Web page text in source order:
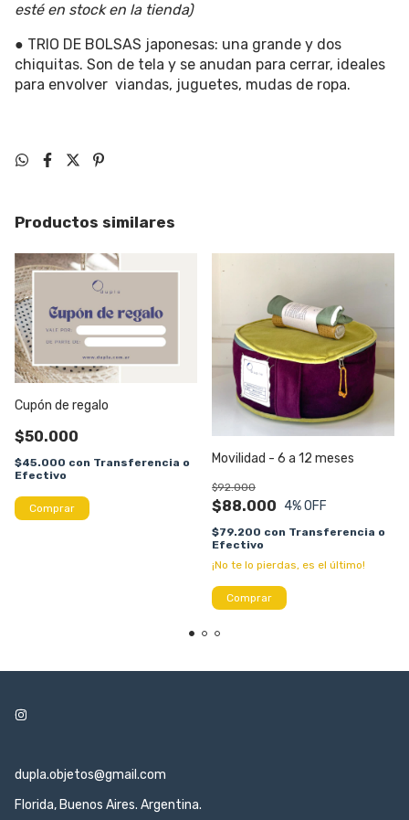
esté en stock en la tienda)
● TRIO DE BOLSAS japonesas: una grande y dos
chiquitas. Son de tela y se anudan para cerrar, ideales
para envolver viandas, juguetes, mudas de ropa.
Productos similares
Cupón de regalo
$50.000
$45.000 con Transferencia o
Efectivo
Comprar
Movilidad - 6 a 12 meses
$88.000
$92.000
4% OFF
$79.200 con Transferencia o
Efectivo
¡No te lo pierdas, es el último!
dupla.objetos@gmail.com
Florida, Buenos Aires. Argentina.